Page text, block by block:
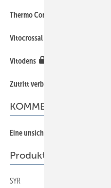
Thermo Condens
Vitocrossal 200
Vitodens
Zutritt verboten!
KOMMENTAR
Eine unsichtbare Legionellenwelle
Produkte
SYR